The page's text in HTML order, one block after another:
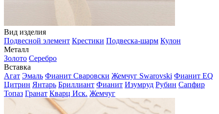
Вид изделия
Подвесной элемент Крестики Подвеска-шарм Кулон
Металл
Золото Серебро
Вставка
Агат Эмаль Фианит Сваровски Жемчуг Swarovski Фианит EQ
Цитрин Янтарь Бриллиант Фианит Изумруд Рубин Сапфир
Топаз Гранат Кварц Иск. Жемчуг